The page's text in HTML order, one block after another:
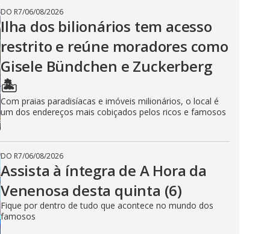
DO R7/06/08/2026
Ilha dos bilionários tem acesso
restrito e reúne moradores como
Gisele Bündchen e Zuckerberg
🏝️
Com praias paradisíacas e imóveis milionários, o local é
um dos endereços mais cobiçados pelos ricos e famosos
DO R7/06/08/2026
Assista à íntegra de A Hora da
Venenosa desta quinta (6)
Fique por dentro de tudo que acontece no mundo dos
famosos